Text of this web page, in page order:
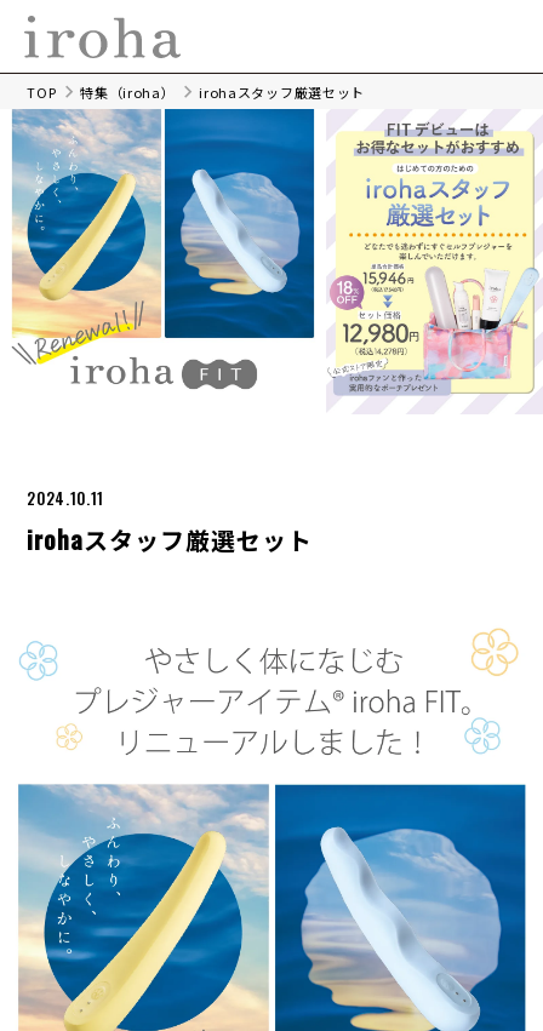
TOP 特集（iroha） irohaスタッフ厳選セット
2024.10.11
irohaスタッフ厳選セット